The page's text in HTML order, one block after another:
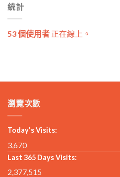
統計
53 個使用者 正在線上。
瀏覽次數
Today's Visits:
3,670
Last 365 Days Visits:
2,377,515